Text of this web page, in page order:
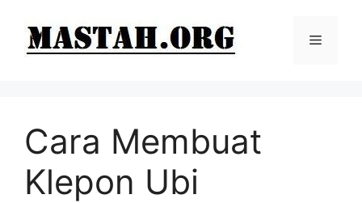
Menu
Cara Membuat
Klepon Ubi